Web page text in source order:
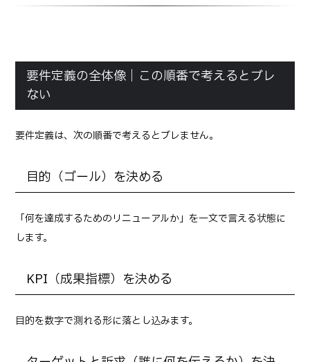
要件定義の全体像｜この順番で考えるとブレ
ない
要件定義は、次の順番で考えるとブレません。
目的（ゴール）を決める
「何を達成するためのリニューアルか」を一文で言える状態に
します。
KPI（成果指標）を決める
目的を数字で測れる形に落とし込みます。